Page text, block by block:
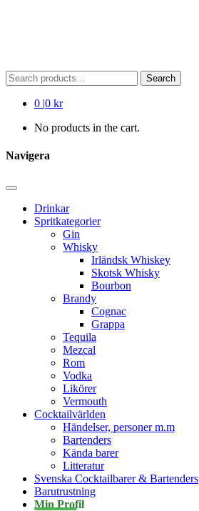
Search
for:
Search
0 |0 kr
No products in the cart.
Navigera
Drinkar
Spritkategorier
Gin
Whisky
Irländsk Whiskey
Skotsk Whisky
Bourbon
Brandy
Cognac
Grappa
Tequila
Mezcal
Rom
Vodka
Likörer
Vermouth
Cocktailvärlden
Händelser, personer m.m
Bartenders
Kända barer
Litteratur
Svenska Cocktailbarer & Bartenders
Barutrustning
Min Profil